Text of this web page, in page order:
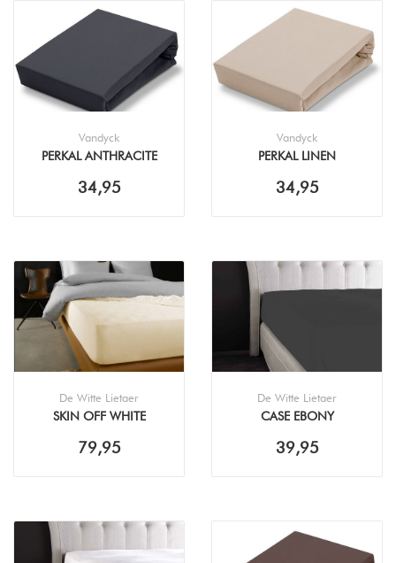
Vandyck
PERKAL ANTHRACITE
34,95
Vandyck
PERKAL LINEN
34,95
De Witte Lietaer
SKIN OFF WHITE
79,95
De Witte Lietaer
CASE EBONY
39,95